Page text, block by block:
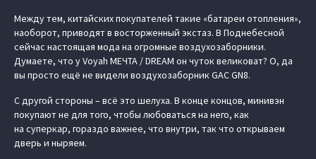
Между тем, китайских покупателей такие «батареи отопления»,
наоборот, приводят в восторженный экстаз. В Поднебесной
сейчас настоящая мода на огромные воздухозаборники.
Думаете, что у Voyah МЕЧТА / DREAM он чуток великоват? О, да
вы просто ещё не видели воздухозаборник GAC GN8.
С другой стороны – всё это шелуха. В конце концов, минивэн
покупают не для того, чтобы любоваться на него, как
на суперкар, гораздо важнее, что внутри, так что открываем
дверь и ныряем.